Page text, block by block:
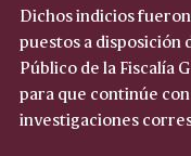
Dichos indicios
puestos a
Público de la Fiscalía
para que continúe
investigaciones